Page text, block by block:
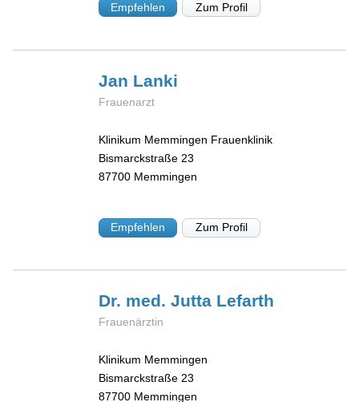
Empfehlen Zum Profil
Jan Lanki
Frauenarzt
Klinikum Memmingen Frauenklinik
Bismarckstraße 23
87700 Memmingen
Empfehlen Zum Profil
Dr. med. Jutta Lefarth
Frauenärztin
Klinikum Memmingen
Bismarckstraße 23
87700 Memmingen